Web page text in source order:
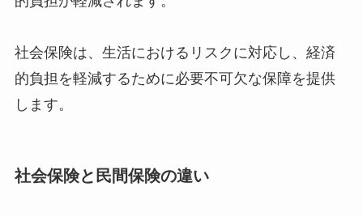
社会保険は、生活におけるリスクに対応し、経済
的負担を軽減するために必要不可欠な保障を提供
します。
社会保険と民間保険の違い